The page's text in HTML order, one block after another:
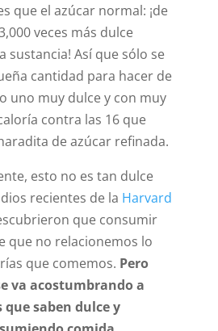
que el azúcar normal: ¡de
veces más dulce
sustancia! Así que sólo se
cantidad para hacer de
uno muy dulce y con muy
contra las 16 que
de azúcar refinada.
esto no es tan dulce
recientes de la Harvard
que consumir
que no relacionemos lo
que comemos. Pero
va acostumbrando a
que saben dulce y